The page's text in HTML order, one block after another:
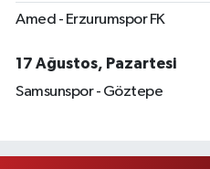
Amed - Erzurumspor FK
17 Ağustos, Pazartesi
Samsunspor - Göztepe